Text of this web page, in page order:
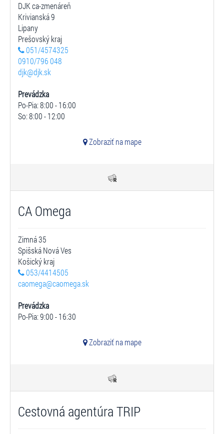
DJK ca-zmenáreň
Krivianská 9
Lipany
Prešovský kraj
051/4574325
0910/796 048
djk@djk.sk
Prevádzka
Po-Pia: 8:00 - 16:00
So: 8:00 - 12:00
Zobraziť na mape
CA Omega
Zimná 35
Spišská Nová Ves
Košický kraj
053/4414505
caomega@caomega.sk
Prevádzka
Po-Pia: 9:00 - 16:30
Zobraziť na mape
Cestovná agentúra TRIP